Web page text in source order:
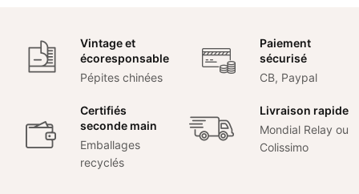
Vintage et
écoresponsable
Pépites chinées
Paiement
sécurisé
CB, Paypal
Certifiés
seconde main
Emballages
recyclés
Livraison rapide
Mondial Relay ou
Colissimo